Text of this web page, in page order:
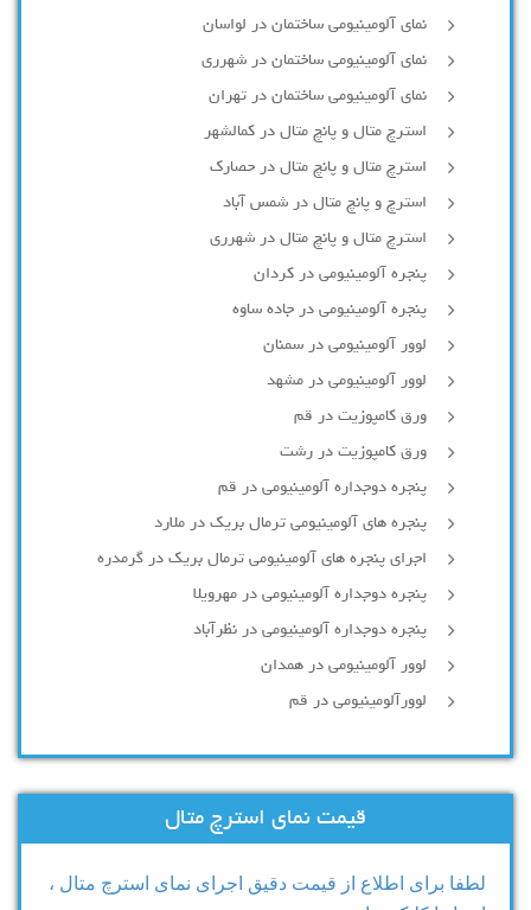
نمای آلومینیومی ساختمان در لواسان
نمای آلومینیومی ساختمان در شهرری
نمای آلومینیومی ساختمان در تهران
استرچ متال و پانچ متال در کمالشهر
استرچ متال و پانچ متال در حصارك
استرچ و پانچ متال در شمس آباد
استرچ متال و پانچ متال در شهرری
پنجره آلومینیومی در کردان
پنجره آلومینیومی در جاده ساوه
لوور آلومینیومی در سمنان
لوور آلومینیومی در مشهد
ورق کامپوزیت در قم
ورق کامپوزیت در رشت
پنجره دوجداره آلومينيومی در قم
پنجره های آلومینیومی ترمال بریک در ملارد
اجرای پنجره های آلومینیومی ترمال بریک در گرمدره
پنجره دوجداره آلومینیومی در مهرویلا
پنجره دوجداره آلومینیومی در نظرآباد
لوور آلومینیومی در همدان
لوورآلومینیومی در قم
قیمت نمای استرچ متال
لطفا برای اطلاع از قیمت دقیق اجرای نمای استرچ متال ،